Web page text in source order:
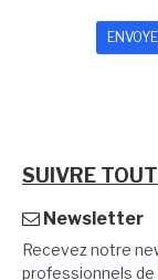
SUIVRE
Newsletter
Recevez notre
professionnels de